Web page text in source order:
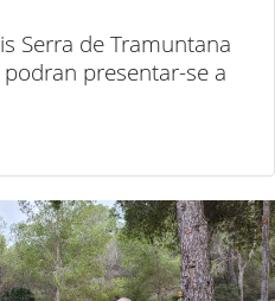
Serra de Tramuntana
presentar-se a